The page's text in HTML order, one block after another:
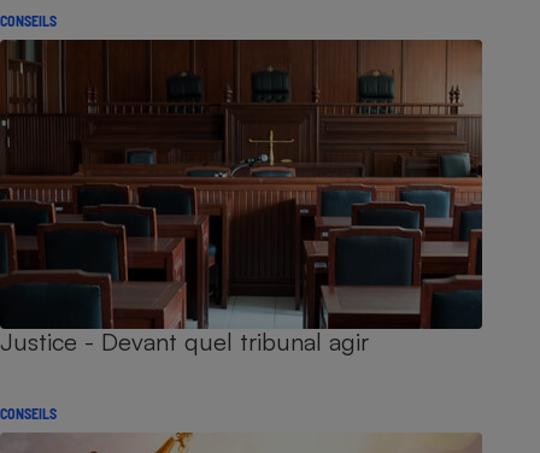
CONSEILS
Justice - Devant quel tribunal agir
CONSEILS